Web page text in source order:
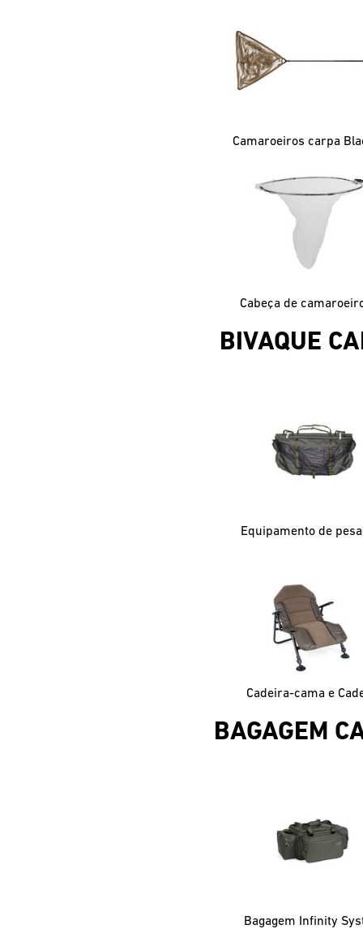
Cabeça de
BIVAQUE
Equipamento de
Cadeira-cama e
BAGAGEM
Bagagem Infinity